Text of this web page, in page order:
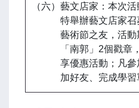
（六）藝文店家：本次
特舉辦藝文店家
藝術節之友，活動
「南郭」2個戳章
享優惠活動；凡
加好友、完成學習